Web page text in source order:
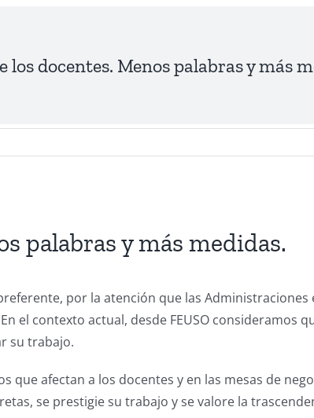
los docentes. Menos palabras y más
palabras y más medidas.
por la atención que las
el contexto actual, desde FEUSO consideramos
su trabajo.
que afectan a los docentes y en las mesas de
se prestigie su trabajo y se valore la